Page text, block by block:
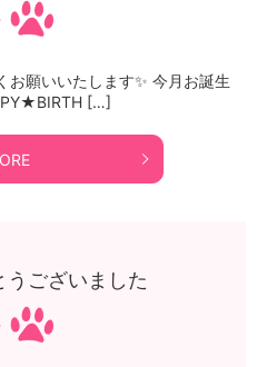
願いいたします✨ 今月お誕生
[…]
ございました